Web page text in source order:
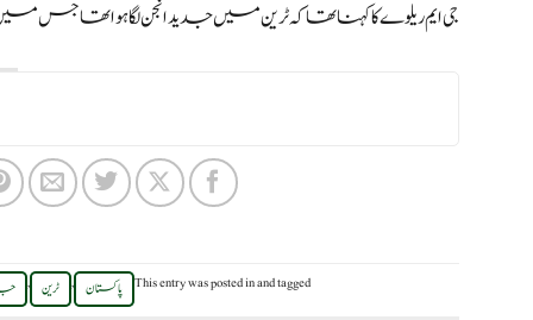
جی ایم ریلوے کا کہنا تھا کہ ٹرین میں جدید انجن لگا ہوا تھا
This entry was posted inand tagged پاکستان , ٹرین ,